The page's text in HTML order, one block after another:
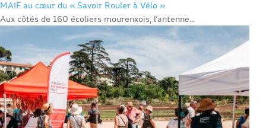
MAIF au cœur du « Savoir Rouler à Vélo »
Aux côtés de 160 écoliers mourenxois, l’antenne...